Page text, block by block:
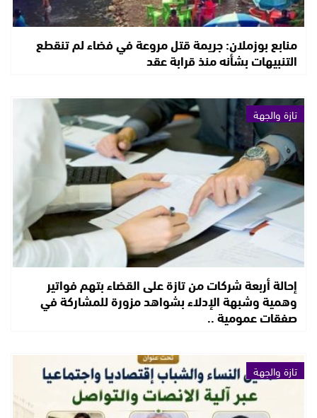
منابع بوزملان: جريمة قتل مروعة في فضاء لم تنقطع
التنبيهات بشأنه منذ قرابة عقد
تازة والجهة
إحالة أربعة شركات من تازة على القضاء بتهم فواتير
وهمية وشبهة الإدلاء بشواهد مزورة للمشاركة في
صفقات عمومية ..
تازة والجهة